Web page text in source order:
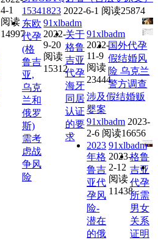
4-1
阅读
14997
15341823 2022-6-1 阅读25874
东欧
代孕
(格
鲁吉
亚,
乌克
兰和
俄罗
斯)
需考
虑战
争风
险
91xlbadm
2022-
9-20
阅读
15312
关于
格鲁
吉亚
代孕
海牙
同居
认证
的要
求
91xlbadm
2022-
11-9
阅读
23444
国外代孕
假结婚风
险 乌克兰
警方调查
涉及假结婚贩
婴案
91xlbadm 2023-
2-6 阅读16656
2023
年格
鲁吉
亚代
孕风
险-
潜在
的俄
91xlbadm
2023-
2-12
阅读
11438
格鲁
吉亚
代孕
所需
男女
关系
证明